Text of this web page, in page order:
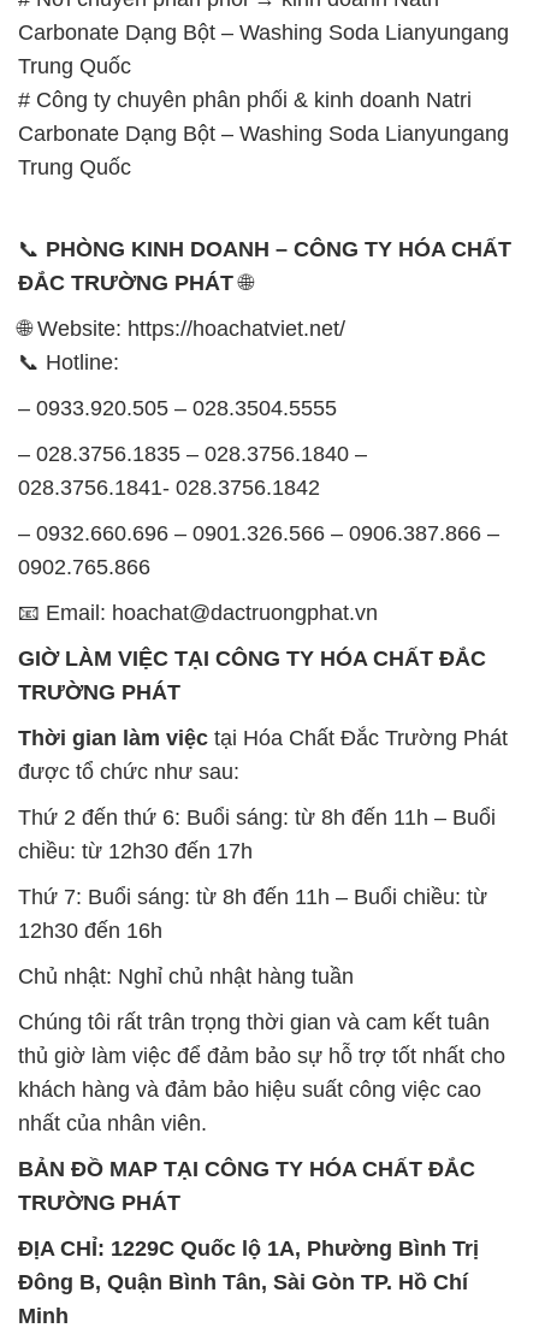
Trung Quốc
📞PHÒNG KINH DOANH – CÔNG TY HÓA CHẤT
ĐẮC TRƯỜNG PHÁT 🌐
🌐 Website: https://hoachatviet.net/
– 0933.920.505 – 028.3504.5555
028.3756.1841- 028.3756.1842
0902.765.866
📧 Email: hoachat@dactruongphat.vn
TRƯỜNG PHÁT
được tổ chức như sau:
Thứ 2 đến thứ 6: Buổi sáng: từ 8h đến 11h – Buổi
chiều: từ 12h30 đến 17h
Thứ 7: Buổi sáng: từ 8h đến 11h – Buổi chiều: từ
12h30 đến 16h
Chủ nhật: Nghỉ chủ nhật hàng tuần
thủ giờ làm việc để đảm bảo sự hỗ trợ tốt nhất cho
khách hàng và đảm bảo hiệu suất công việc cao
nhất của nhân viên.
BẢN ĐỒ MAP TẠI CÔNG TY HÓA CHẤT ĐẮC
TRƯỜNG PHÁT
ĐỊA CHỈ: 1229C Quốc lộ 1A, Phường Bình Trị
Đông B, Quận Bình Tân, Sài Gòn TP. Hồ Chí
Minh